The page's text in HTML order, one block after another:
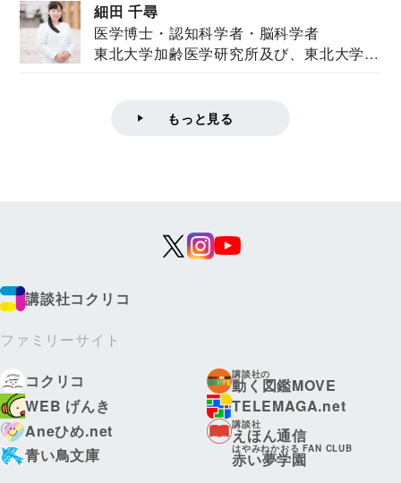
細田 千尋
医学博士・認知科学者・脳科学者
東北大学加齢医学研究所及び、東北大学大
もっと見る
講談社コクリコ
ファミリーサイト
コクリコ
講談社の
動く図鑑MOVE
WEB げんき
TELEMAGA.net
Aneひめ.net
講談社
えほん通信
青い鳥文庫
はやみねかおる FAN CLUB
赤い夢学園